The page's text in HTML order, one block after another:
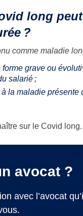
long
?
comme maladie
grave ou
salarié ;
la maladie
sur le Covid long.
avocat ?
avec l’avocat qu’il